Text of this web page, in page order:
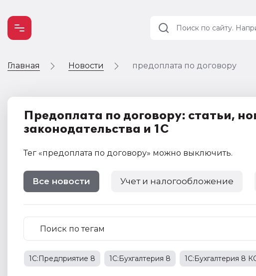
Главная Новости предоплата по договору
Предоплата по договору: статьи,
законодательства и 1С
Тег «предоплата по договору» можно выключить.
Все новости Учет и налогообложение
1С:Предприятие 8 1С:Бухгалтерия 8 1С:Бухгалтерия 8
Учет и